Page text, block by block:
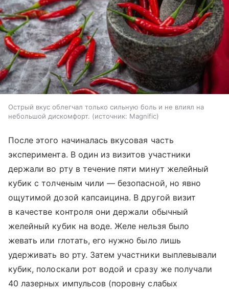
Острый вкус облегчал только сильную боль и не влиял на
небольшой дискомфорт.
источник: Magnific
После этого начиналась вкусовая часть
эксперимента. В один из визитов участники
держали во рту в течение пяти минут желейный
кубик с толченым чили — безопасной, но явно
ощутимой дозой капсаицина. В другой визит
в качестве контроля они держали обычный
желейный кубик на воде. Желе нельзя было
жевать или глотать, его нужно было лишь
удерживать во рту. Затем участники выплевывали
кубик, полоскали рот водой и сразу же получали
40 лазерных импульсов (поровну слабых